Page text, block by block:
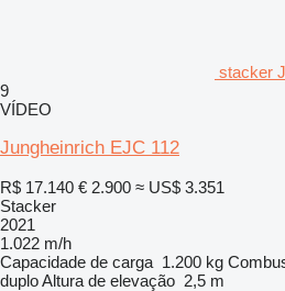
stacker
9
VÍDEO
Jungheinrich EJC 112
R$ 17.140 € 2.900 ≈ US$ 3.351
Stacker
2021
1.022 m/h
Capacidade de carga 1.200 kg
duploAltura de elevação 2,5 m